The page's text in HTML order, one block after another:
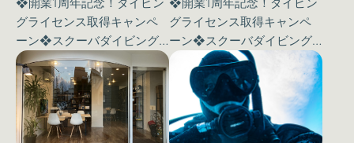
グライセンス取得キャンペ
ーン❖スクーバダイビング
という特殊なスポーツは私
達が普段味わうことのでき
ない《水中世界》を体験す
ることが可能です♪ さらに！
今ならマンツーマン講習だ
グライセンス取得キャンペ
ーン❖スクーバダイビング
という特殊なスポーツは私
達が普段味わうことのでき
ない《水中世界》を体験す
ることが可能です♪ さらに！
今ならマンツーマン講習だ